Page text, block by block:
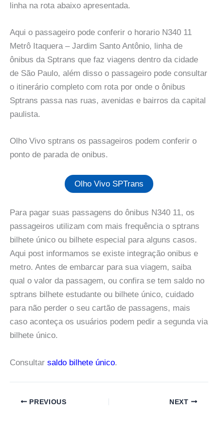
linha na rota abaixo apresentada.
Aqui o passageiro pode conferir o horario N340 11
Metrô Itaquera – Jardim Santo Antônio, linha de
ônibus da Sptrans que faz viagens dentro da cidade
de São Paulo, além disso o passageiro pode consultar
o itinerário completo com rota por onde o ônibus
Sptrans passa nas ruas, avenidas e bairros da capital
paulista.
Olho Vivo sptrans os passageiros podem conferir o
ponto de parada de onibus.
Olho Vivo SPTrans
Para pagar suas passagens do ônibus N340 11, os
passageiros utilizam com mais frequência o sptrans
bilhete único ou bilhete especial para alguns casos.
Aqui post informamos se existe integração onibus e
metro. Antes de embarcar para sua viagem, saiba
qual o valor da passagem, ou confira se tem saldo no
sptrans bilhete estudante ou bilhete único, cuidado
para não perder o seu cartão de passagens, mais
caso aconteça os usuários podem pedir a segunda via
bilhete único.
Consultar saldo bilhete único.
PREVIOUS NEXT